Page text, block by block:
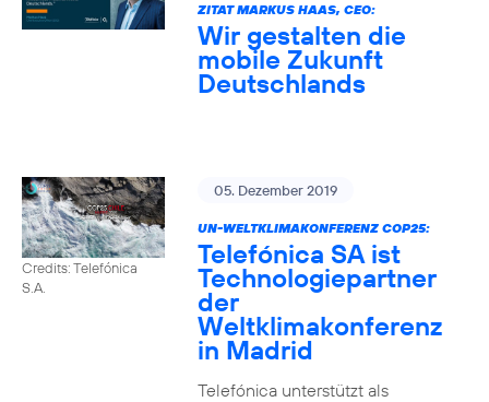
ZITAT MARKUS HAAS, CEO:
Wir gestalten die
mobile Zukunft
Deutschlands
Credits: Telefónica
S.A.
05. Dezember 2019
UN-WELTKLIMAKONFERENZ COP25:
Telefónica SA ist
Technologiepartner
der
Weltklimakonferenz
in Madrid
Telefónica unterstützt als